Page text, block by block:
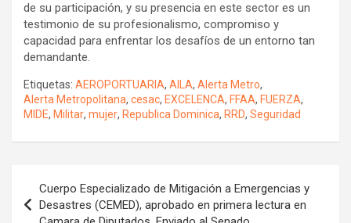
de su participación, y su presencia en este sector es un
testimonio de su profesionalismo, compromiso y
capacidad para enfrentar los desafíos de un entorno tan
demandante.
Etiquetas: AEROPORTUARIA, AILA, Alerta Metro,
Alerta Metropolitana, cesac, EXCELENCA, FFAA, FUERZA,
MIDE, Militar, mujer, Republica Dominica, RRD, Seguridad
de
Cuerpo Especializado de Mitigación a Emergencias y
Desastres (CEMED), aprobado en primera lectura en